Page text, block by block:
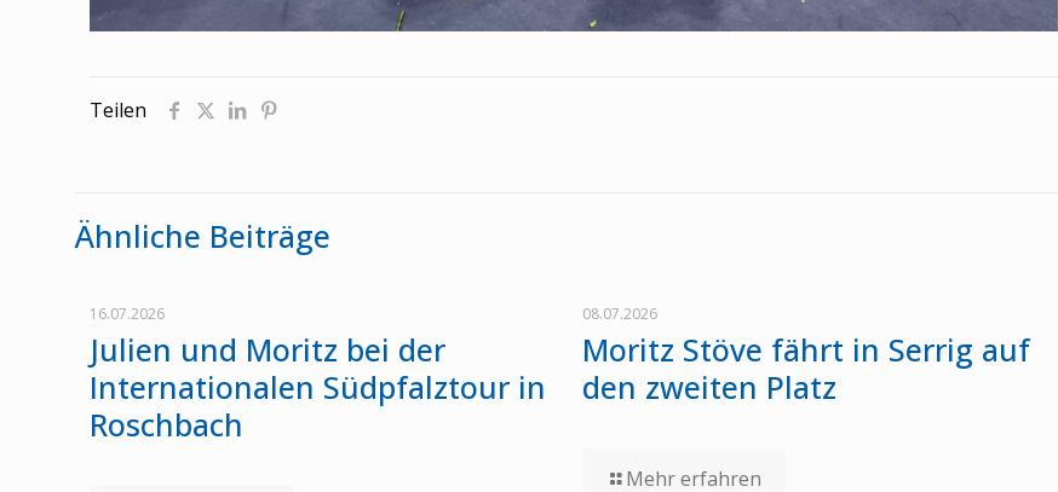
Teilen
Ähnliche Beiträge
16.07.2026
Julien und Moritz bei der
Internationalen Südpfalztour in
Roschbach
08.07.2026
Moritz Stöve fährt in Serrig auf
den zweiten Platz
Mehr erfahren